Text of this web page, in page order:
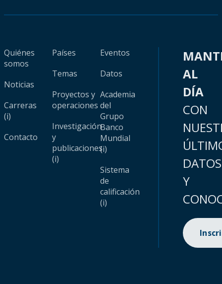
Quiénes
somos
Noticias
Carreras
(i)
Contacto
Países
Temas
Proyectos y
operaciones
Investigación
y
publicaciones
(i)
Eventos
Datos
Academia
del
Grupo
Banco
Mundial
(i)
Sistema
de
calificación
(i)
AL
DÍA
CON
DATOS
Y